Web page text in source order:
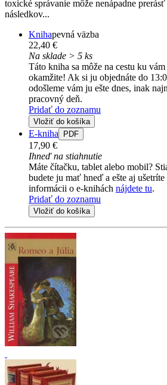
toxické správanie môže nenápadne
následkov...
Knihapevná väzba
22,40 €
Na sklade > 5 ks
Táto kniha sa môže na cestu ku
okamžite! Ak si ju objednáte do
odošleme vám ju ešte dnes, inak
pracovný deň.
Pridať do zoznamu
Vložiť do košíka
E-kniha PDF
17,90 €
Ihneď na stiahnutie
Máte čítačku, tablet alebo mobil?
budete ju mať hneď a ešte aj
informácii o e-knihách nájdete tu.
Pridať do zoznamu
Vložiť do košíka